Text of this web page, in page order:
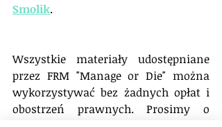
Smolik.
Wszystkie materiały udostępniane
przez FRM "Manage or Die" można
wykorzystywać bez żadnych opłat i
obostrzeń prawnych. Prosimy o